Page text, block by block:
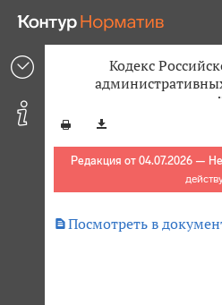
Кодекс
Редакция от 04.07.2026 —
Посмотреть в